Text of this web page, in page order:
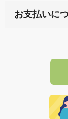
サイト内で購
れの生産メ
で、 それぞ
または配送途
品代金を返
その際は誠
願いいたしま
お支払いに
た場合、お
※「クレジッ
定された場